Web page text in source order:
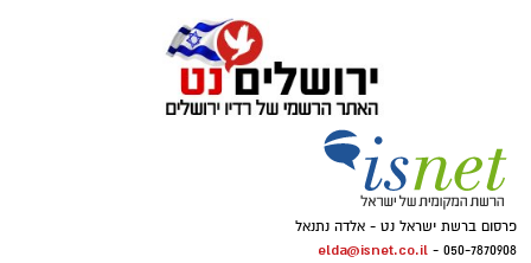
פרסום ברשת ישראל נט - אלדה נתנאל
050-7870908 -
elda@isnet.co.il